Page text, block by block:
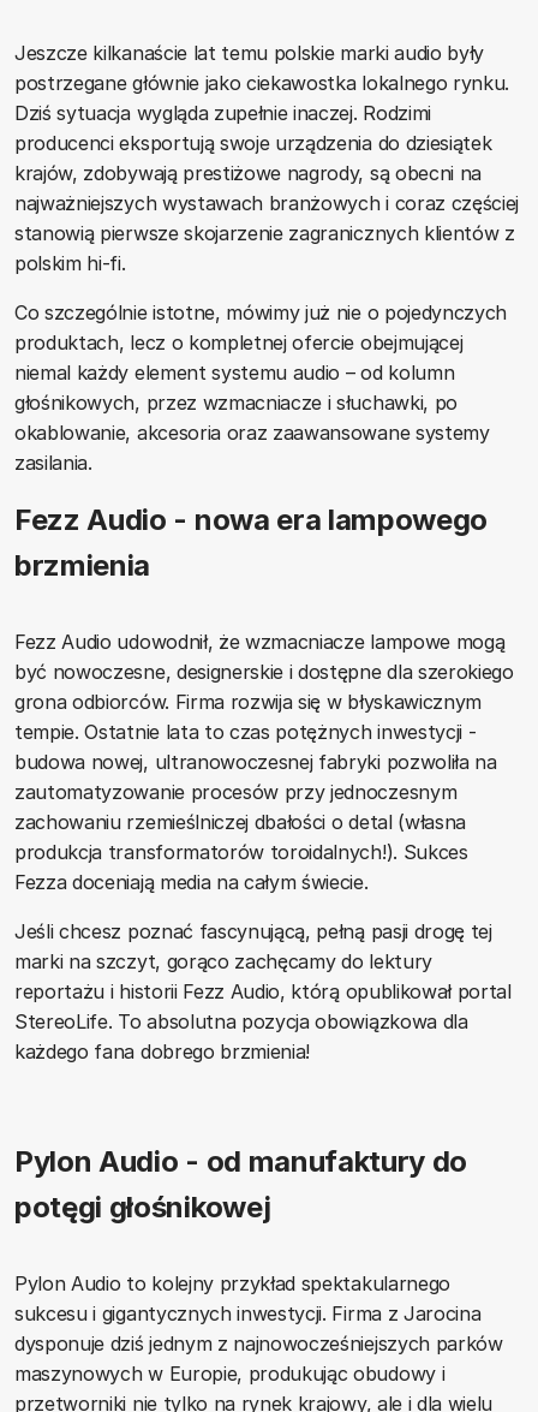
Jeszcze kilkanaście lat temu polskie marki audio były
postrzegane głównie jako ciekawostka lokalnego rynku.
Dziś sytuacja wygląda zupełnie inaczej. Rodzimi
producenci eksportują swoje urządzenia do dziesiątek
krajów, zdobywają prestiżowe nagrody, są obecni na
najważniejszych wystawach branżowych i coraz częściej
stanowią pierwsze skojarzenie zagranicznych klientów z
polskim hi-fi.
Co szczególnie istotne, mówimy już nie o pojedynczych
produktach, lecz o kompletnej ofercie obejmującej
niemal każdy element systemu audio – od kolumn
głośnikowych, przez wzmacniacze i słuchawki, po
okablowanie, akcesoria oraz zaawansowane systemy
zasilania.
Fezz Audio - nowa era lampowego
brzmienia
Fezz Audio udowodnił, że wzmacniacze lampowe mogą
być nowoczesne, designerskie i dostępne dla szerokiego
grona odbiorców. Firma rozwija się w błyskawicznym
tempie. Ostatnie lata to czas potężnych inwestycji -
budowa nowej, ultranowoczesnej fabryki pozwoliła na
zautomatyzowanie procesów przy jednoczesnym
zachowaniu rzemieślniczej dbałości o detal (własna
produkcja transformatorów toroidalnych!). Sukces
Fezza doceniają media na całym świecie.
Jeśli chcesz poznać fascynującą, pełną pasji drogę tej
marki na szczyt, gorąco zachęcamy do lektury
reportażu i historii Fezz Audio, którą opublikował portal
StereoLife. To absolutna pozycja obowiązkowa dla
każdego fana dobrego brzmienia!
Pylon Audio - od manufaktury do
potęgi głośnikowej
Pylon Audio to kolejny przykład spektakularnego
sukcesu i gigantycznych inwestycji. Firma z Jarocina
dysponuje dziś jednym z najnowocześniejszych parków
maszynowych w Europie, produkując obudowy i
przetworniki nie tylko na rynek krajowy, ale i dla wielu